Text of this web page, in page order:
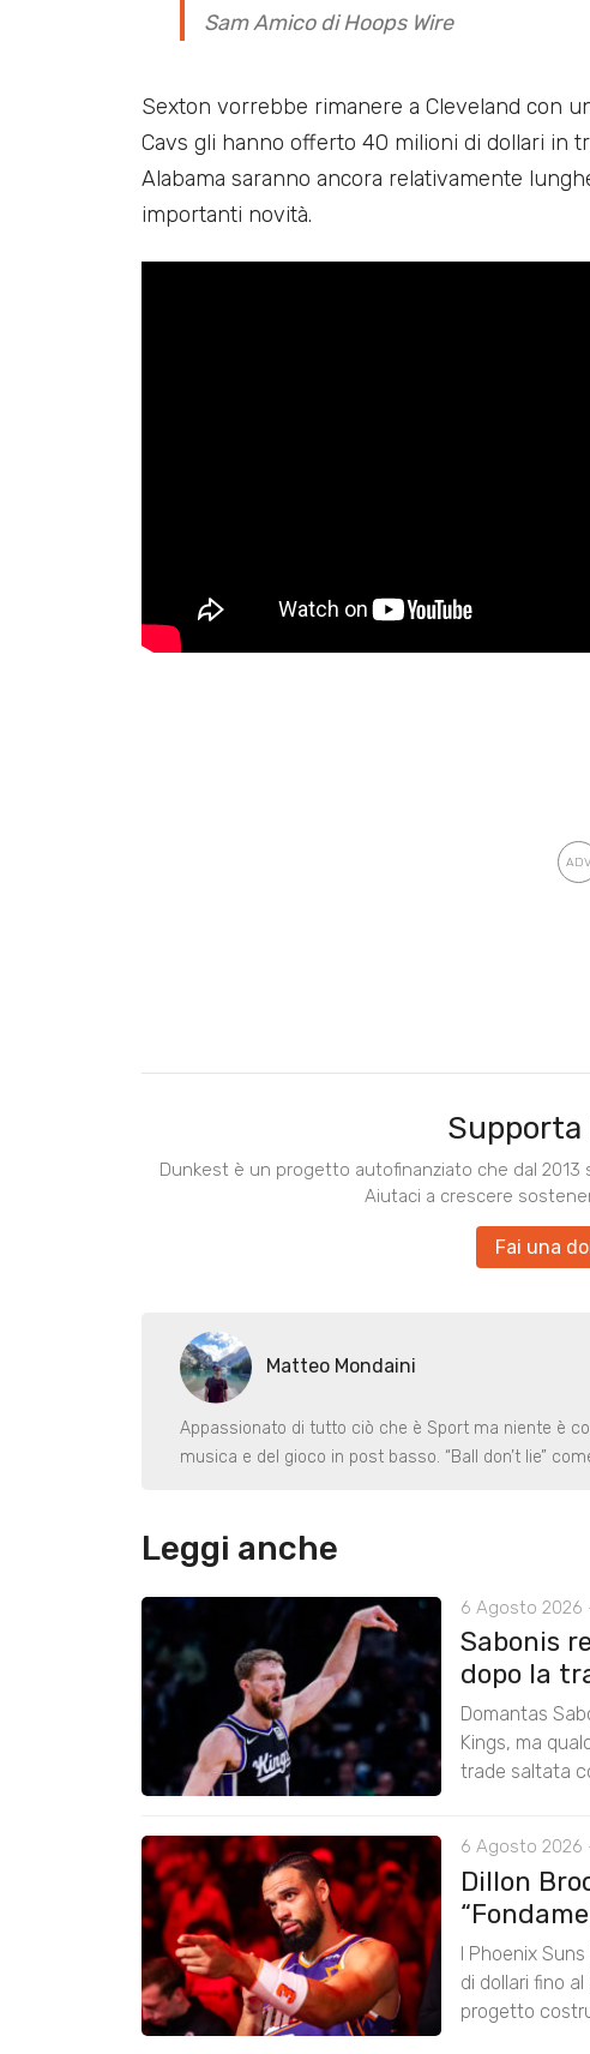
Sam Amico di Hoops Wire
Sexton vorrebbe rimanere a Cleveland con
Cavs gli hanno offerto 40 milioni di dollari in
Alabama saranno ancora relativamente
importanti novità.
Supporta
Dunkest è un progetto autofinanziato che dal
Aiutaci a crescere
Fai una
Matteo Mondaini
Appassionato di tutto ciò che è Sport ma niente è
musica e del gioco in post basso. “Ball don’t lie”
Leggi anche
6 Agosto 2026
Sabonis
dopo la
Domantas
Kings, ma
trade saltata
6 Agosto 2026
Dillon
I Phoenix
di dollari fino
progetto